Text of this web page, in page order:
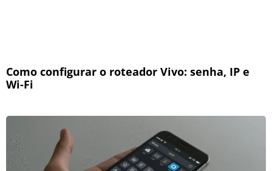
Como configurar o roteador Vivo: senha, IP e
Wi-Fi